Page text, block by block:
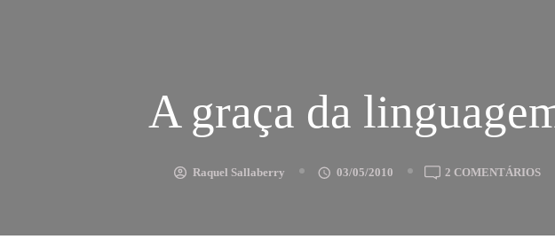
A graça da
Raquel Sallaberry 03/05/2010 2 COMENTÁRIOSEM
DA